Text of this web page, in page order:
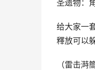
圣遗物：
给大家一
釋放可以
（雷击溡